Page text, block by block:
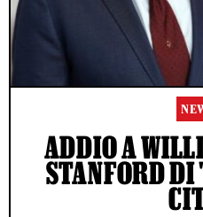
ADDIO A
STANFORD